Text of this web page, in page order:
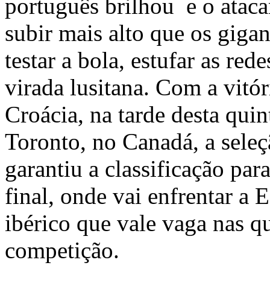
português brilhou e o
subir mais alto que os
testar a bola, estufar as
virada lusitana. Com a
Croácia, na tarde desta
Toronto, no Canadá, a
garantiu a classificação
final, onde vai enfrentar a
ibérico que vale vaga nas
competição.